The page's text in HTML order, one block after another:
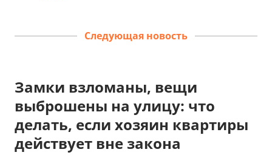
Следующая новость
Замки взломаны, вещи
выброшены на улицу: что
делать, если хозяин квартиры
действует вне закона